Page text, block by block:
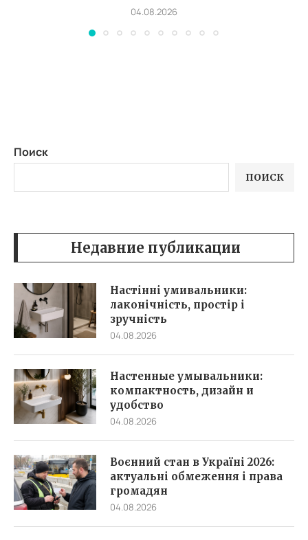
04.08.2026
Поиск
ПОИСК
Недавние публикации
Настінні умивальники:
лаконічність, простір і
зручність
04.08.2026
Настенные умывальники:
компактность, дизайн и
удобство
04.08.2026
Воєнний стан в Україні 2026:
актуальні обмеження і права
громадян
04.08.2026